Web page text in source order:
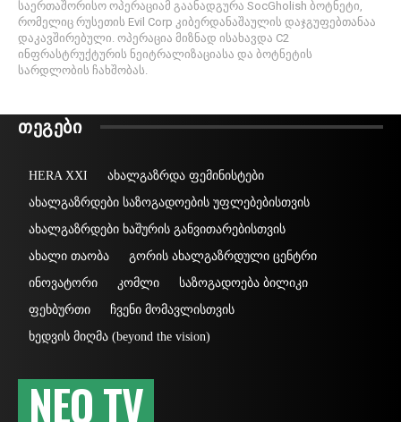
საერთაშორისო ოპერაციამ გაანადგურა SocGholish ბოტნეტი,
რომელიც რუსეთის Evil Corp კიბერდანაშაულის დაჯგუფებთანაა
დაკავშირებული. ოპერაცია მიზნად ისახავდა C2
ინფრასტრუქტურის ნეიტრალიზაციასა და ბოტნეტის
სარდლობის ჩახშობას.
ᲗᲔᲒᲔᲑᲘ
HERA XXI
ახალგაზრდა ფემინისტები
ახალგაზრდები საზოგადოების უფლებებისთვის
ახალგაზრდები ხაშურის განვითარებისთვის
ახალი თაობა
გორის ახალგაზრდული ცენტრი
ინოვატორი
კომლი
საზოგადოება ბილიკი
ფეხბურთი
ჩვენი მომავლისთვის
ხედვის მიღმა (beyond the vision)
NEO TV